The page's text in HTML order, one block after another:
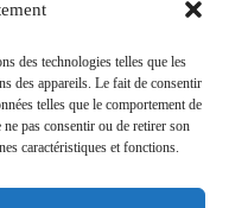
des technologies telles que les
des appareils. Le fait de consentir
telles que le comportement de
pas consentir ou de retirer son
caractéristiques et fonctions.
sociaux